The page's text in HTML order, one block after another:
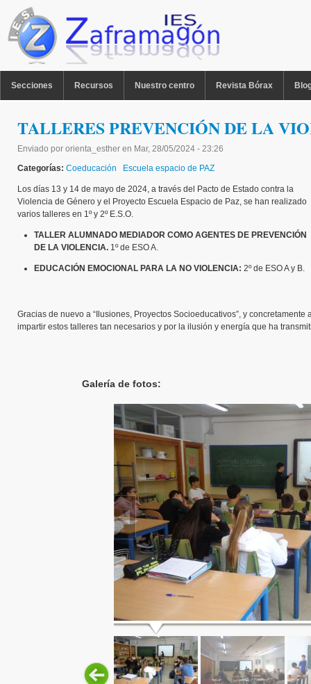
Pasar al contenido principal
Secciones Recursos Nuestro centro Revista Bórax
TALLERES PREVENCIÓN DE LA
Enviado por orienta_esther en Mar, 28/05/2024 - 23:26
Categorías: Coeducación Escuela espacio de PAZ
Los días 13 y 14 de mayo de 2024, a través del Pacto de Estado contra la
Violencia de Género y el Proyecto Escuela Espacio de Paz, se han realizado
varios talleres en 1º y 2º E.S.O.
TALLER ALUMNADO MEDIADOR COMO AGENTES DE PREVENCIÓN
DE LA VIOLENCIA. 1º de ESO A.
EDUCACIÓN EMOCIONAL PARA LA NO VIOLENCIA: 2º de ESO A y B.
Gracias de nuevo a “Ilusiones, Proyectos Socioeducativos”, y
impartir estos talleres tan necesarios y por la ilusión y energía que ha
Galería de fotos: